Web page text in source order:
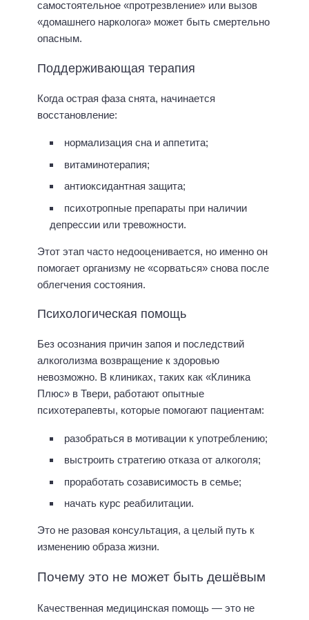
самостоятельное «протрезвление» или вызов
«домашнего нарколога» может быть смертельно
опасным.
Поддерживающая терапия
Когда острая фаза снята, начинается
восстановление:
нормализация сна и аппетита;
витаминотерапия;
антиоксидантная защита;
психотропные препараты при наличии
депрессии или тревожности.
Этот этап часто недооценивается, но именно он
помогает организму не «сорваться» снова после
облегчения состояния.
Психологическая помощь
Без осознания причин запоя и последствий
алкоголизма возвращение к здоровью
невозможно. В клиниках, таких как «Клиника
Плюс» в Твери, работают опытные
психотерапевты, которые помогают пациентам:
разобраться в мотивации к употреблению;
выстроить стратегию отказа от алкоголя;
проработать созависимость в семье;
начать курс реабилитации.
Это не разовая консультация, а целый путь к
изменению образа жизни.
Почему это не может быть дешёвым
Качественная медицинская помощь — это не